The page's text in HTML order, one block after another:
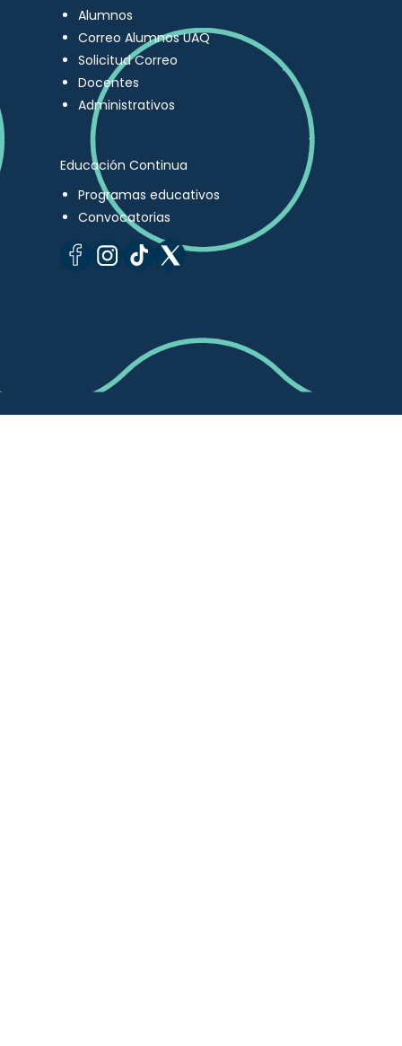
Alumnos
Correo Alumnos UAQ
Solicitud Correo
Docentes
Administrativos
Educación Continua
Programas educativos
Convocatorias